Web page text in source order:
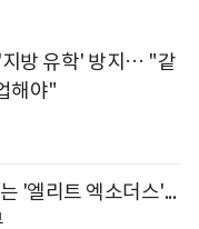
지방 유학' 방지… "같
해야"
'엘리트 엑소더스'...